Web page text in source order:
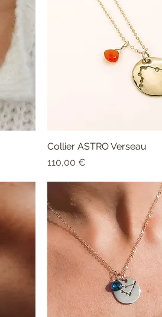
Aperçu rapide
Collier ASTRO Verseau
Prix
110,00 €